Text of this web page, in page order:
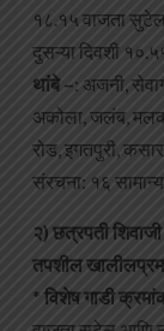
१८.१५ वाजता
दुसऱ्या दिवशी
थांबे –: अजनी,
अकोला, जलंब,
रोड, इगतपुरी,
संरचना: १६
२) छत्रपती
तपशील
* विशेष गाडी